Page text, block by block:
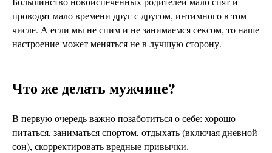
проводят мало времени друг с другом, интимного в том
числе. А если мы не спим и не занимаемся сексом, то наше
настроение может меняться не в лучшую сторону.
Что же делать мужчине?
В первую очередь важно позаботиться о себе: хорошо
питаться, заниматься спортом, отдыхать (включая дневной
сон), скорректировать вредные привычки.